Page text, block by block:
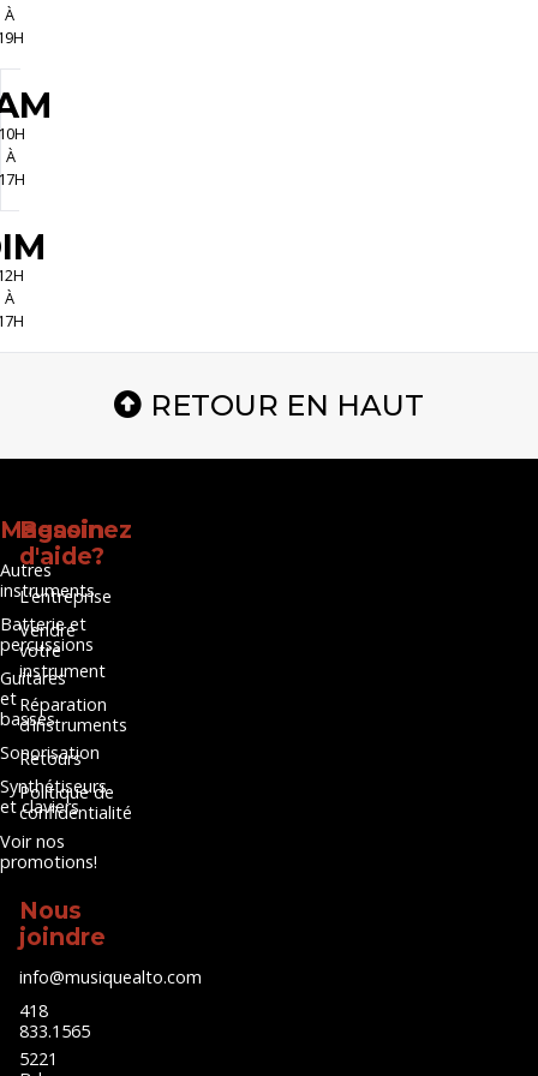
À
À
À
RETOUR EN HAUT
Magasinez
Autres
instruments
Batterie et
percussions
Guitares
et
basses
Sonorisation
Synthétiseurs
et claviers
Voir nos
promotions!
Besoin
d'aide?
L’entreprise
Vendre
votre
instrument
Réparation
d’instruments
Retours
Politique de
confidentialité
Nous
joindre
info@musiquealto.com
418
833.1565
5221